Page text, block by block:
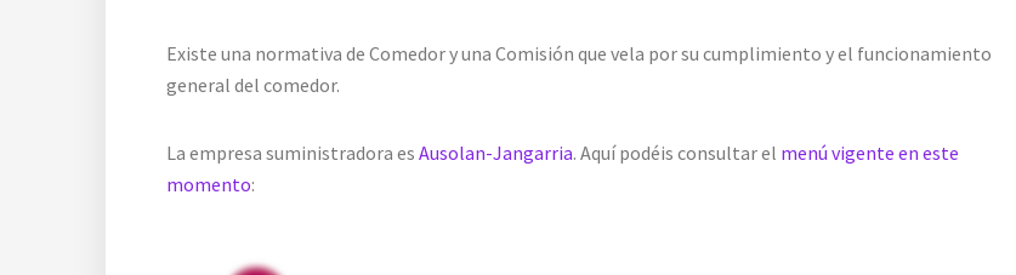
Existe una normativa de Comedor y una Comisión que vela por su cumplimiento y el funcionamiento
general del comedor.
La empresa suministradora es Ausolan-Jangarria. Aquí podéis consultar el menú vigente en este
momento: